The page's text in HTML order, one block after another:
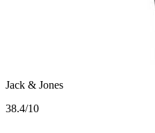
Jack & Jones
38.4/10